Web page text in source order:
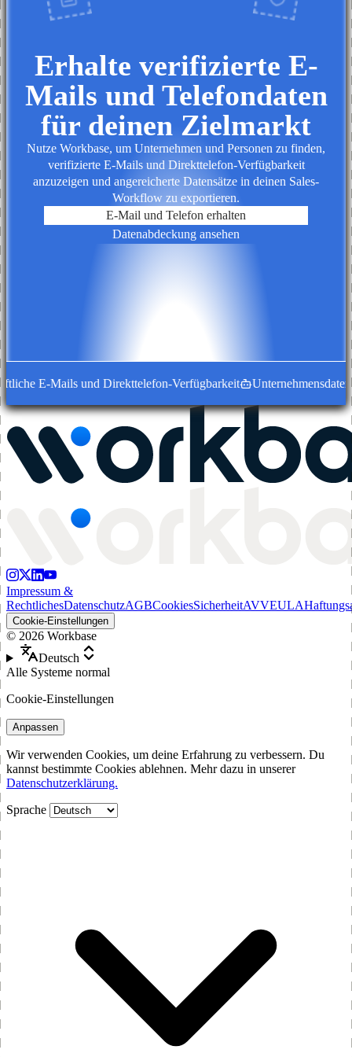
Erhalte verifizierte E-
Mails und Telefondaten
für deinen Zielmarkt
Nutze Workbase, um Unternehmen und Personen zu finden,
verifizierte E-Mails und Direkttelefon-Verfügbarkeit
anzuzeigen und angereicherte Datensätze in deinen Sales-
Workflow zu exportieren.
E-Mail und Telefon erhalten
Datenabdeckung ansehen
E-Mails und Direkttelefon-Verfügbarkeit
Impressum &
RechtlichesDatenschutzAGBCookiesSicherheitAVVEULA
Cookie-Einstellungen
© 2026 Workbase
Deutsch
Alle Systeme normal
Cookie-Einstellungen
Anpassen
Wir verwenden Cookies, um deine Erfahrung zu verbessern. Du
kannst bestimmte Cookies ablehnen. Mehr dazu in unserer
Datenschutzerklärung.
Sprache